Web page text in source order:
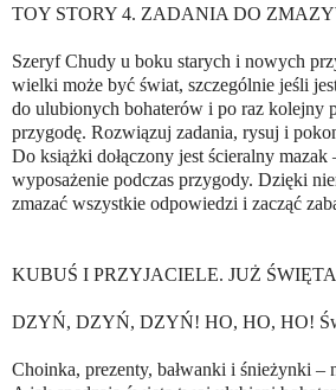
TOY STORY 4. ZADANIA DO
Szeryf Chudy u boku starych i nowych
wielki może być świat, szczególnie jeśli
do ulubionych bohaterów i po raz kolejny
przygodę. Rozwiązuj zadania, rysuj i
Do książki dołączony jest ścieralny mazak
wyposażenie podczas przygody. Dzięki
zmazać wszystkie odpowiedzi i zacząć
KUBUŚ I PRZYJACIELE. JUŻ
DZYŃ, DZYŃ, DZYŃ! HO, HO, HO!
Choinka, prezenty, bałwanki i śnieżynki –